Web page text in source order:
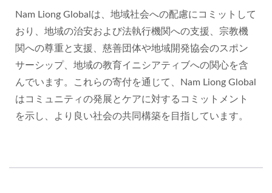
Nam Liong Globalは、地域社会への配慮にコミットして
おり、地域の治安および法執行機関への支援、宗教機
関への尊重と支援、慈善団体や地域開発協会のスポン
サーシップ、地域の教育イニシアティブへの関心を含
んでいます。これらの寄付を通じて、Nam Liong Global
はコミュニティの発展とケアに対するコミットメント
を示し、より良い社会の共同構築を目指しています。